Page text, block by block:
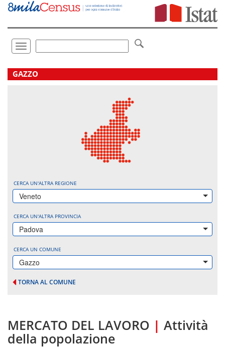
Vai
direttamente
Toggle
navigation
.
GAZZO
CERCA UN'ALTRA REGIONE
Veneto
CERCA UN'ALTRA PROVINCIA
Padova
CERCA UN COMUNE
Gazzo
TORNA AL COMUNE
MERCATO DEL LAVORO | Attività
della popolazione